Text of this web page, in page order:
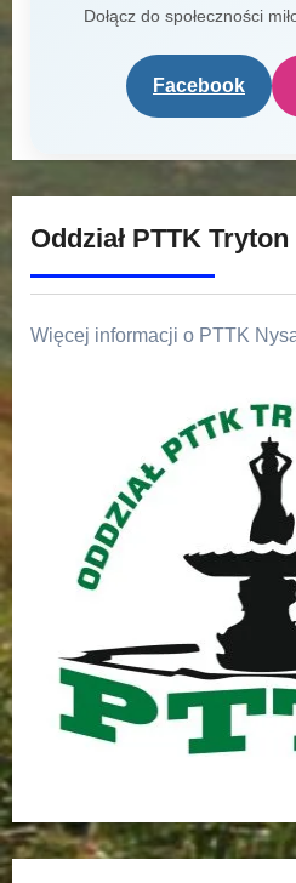
Dołącz do społeczności
Facebook
Oddział PTTK
Więcej informacji o PTTK